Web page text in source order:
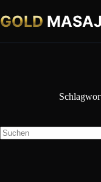
Inhalt
springen
GOLD
Keine
Ergebnisse